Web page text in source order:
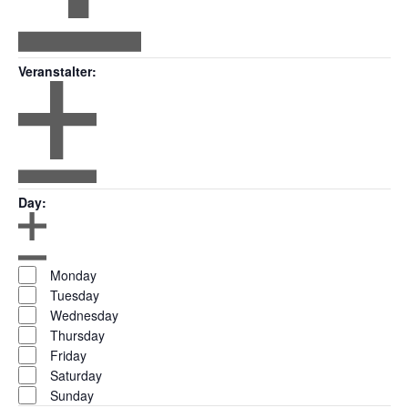
Open
filter
Close
Veranstaltungsorte
Veranstalter:
Open
filter
Veranstalter
Day:
Open
filterClose
filter
Day
Monday
Tuesday
Wednesday
Thursday
Friday
Saturday
Sunday